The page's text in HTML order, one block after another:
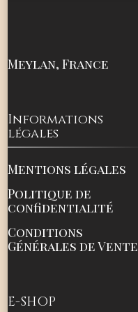
Meylan, France
Informations
légales
Mentions légales
Politique de
confidentialité
Conditions
Générales de Vente
E-SHOP